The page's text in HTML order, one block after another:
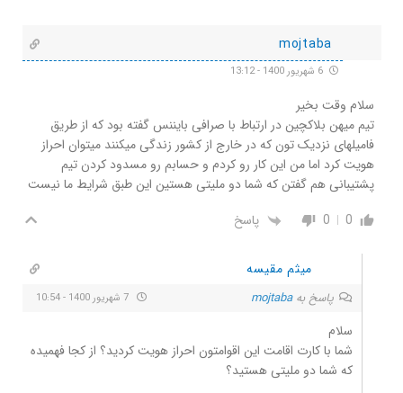
mojtaba
سلام وقت بخیر
تیم میهن بلاکچین در ارتباط با صرافی بایننس گفته بود که از طریق
فامیلهای نزدیک تون که در خارج از کشور زندگی میکنند میتوان احراز
هویت کرد اما من این کار رو کردم و حسابم رو مسدود کردن تیم
پشتیبانی هم گفتن که شما دو ملیتی هستین این طبق شرایط ما نیست
0
0 پاسخ
میثم مقیسه
پاسخ بهmojtaba
سلام
شما با کارت اقامت این اقوامتون احراز هویت کردید؟ از کجا فهمیده
که شما دو ملیتی هستید؟